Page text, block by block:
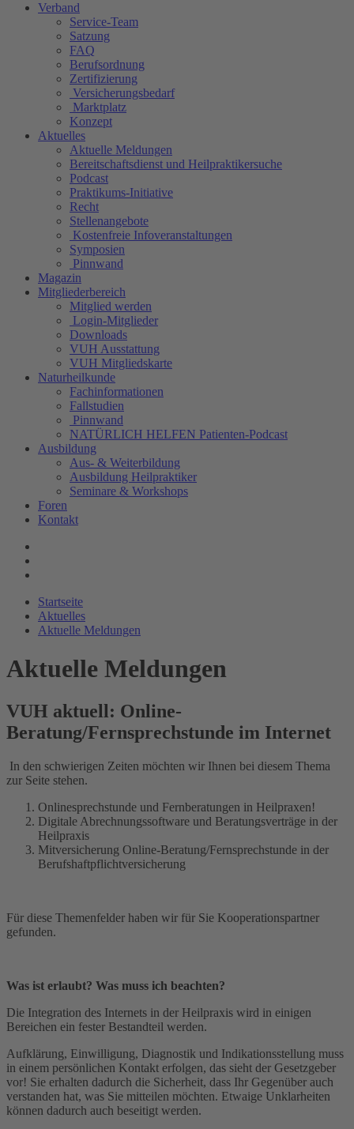
Verband
Service-Team
Satzung
FAQ
Berufsordnung
Zertifizierung
Versicherungsbedarf
Marktplatz
Konzept
Aktuelles
Aktuelle Meldungen
Bereitschaftsdienst und Heilpraktikersuche
Podcast
Praktikums-Initiative
Recht
Stellenangebote
Kostenfreie Infoveranstaltungen
Symposien
Pinnwand
Magazin
Mitgliederbereich
Mitglied werden
Login-Mitglieder
Downloads
VUH Ausstattung
VUH Mitgliedskarte
Naturheilkunde
Fachinformationen
Fallstudien
Pinnwand
NATÜRLICH HELFEN Patienten-Podcast
Ausbildung
Aus- & Weiterbildung
Ausbildung Heilpraktiker
Seminare & Workshops
Foren
Kontakt
Startseite
Aktuelles
Aktuelle Meldungen
Aktuelle Meldungen
VUH aktuell: Online-
Beratung/Fernsprechstunde im Internet
In den schwierigen Zeiten möchten wir Ihnen bei diesem Thema
zur Seite stehen.
Onlinesprechstunde und Fernberatungen in Heilpraxen!
Digitale Abrechnungssoftware und Beratungsverträge in der
Heilpraxis
Mitversicherung Online-Beratung/Fernsprechstunde in der
Berufshaftpflichtversicherung
Für diese Themenfelder haben wir für Sie Kooperationspartner
gefunden.
Was ist erlaubt? Was muss ich beachten?
Die Integration des Internets in der Heilpraxis wird in einigen
Bereichen ein fester Bestandteil werden.
Aufklärung, Einwilligung, Diagnostik und Indikationsstellung muss
in einem persönlichen Kontakt erfolgen, das sieht der Gesetzgeber
vor! Sie erhalten dadurch die Sicherheit, dass Ihr Gegenüber auch
verstanden hat, was Sie mitteilen möchten. Etwaige Unklarheiten
können dadurch auch beseitigt werden.